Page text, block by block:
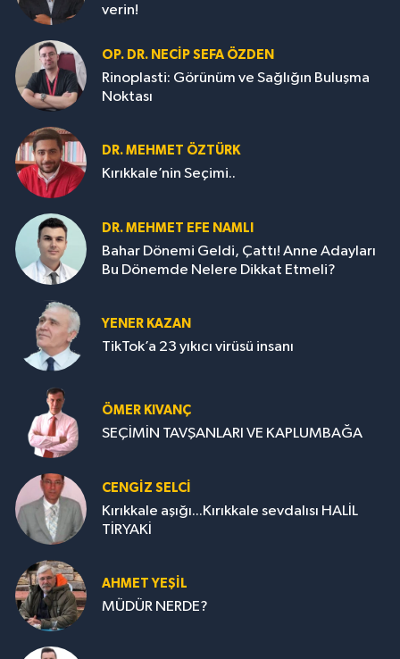
verin!
OP. DR. NECIP SEFA ÖZDEN
Rinoplasti: Görünüm ve Sağlığın Buluşma
Noktası
DR. MEHMET ÖZTÜRK
Kırıkkale’nin Seçimi..
DR. MEHMET EFE NAMLI
Bahar Dönemi Geldi, Çattı! Anne Adayları
Bu Dönemde Nelere Dikkat Etmeli?
YENER KAZAN
TikTok’a 23 yıkıcı virüsü insanı
ÖMER KIVANÇ
SEÇİMİN TAVŞANLARI VE KAPLUMBAĞA
CENGİZ SELCİ
Kırıkkale aşığı...Kırıkkale sevdalısı HALİL
TİRYAKİ
AHMET YEŞİL
MÜDÜR NERDE?